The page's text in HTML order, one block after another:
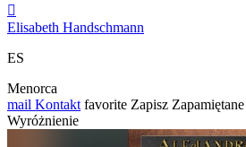

Elisabeth Handschmann
ES
Menorca
mail Kontakt favorite Zapisz Zapamiętane
Wyróżnienie